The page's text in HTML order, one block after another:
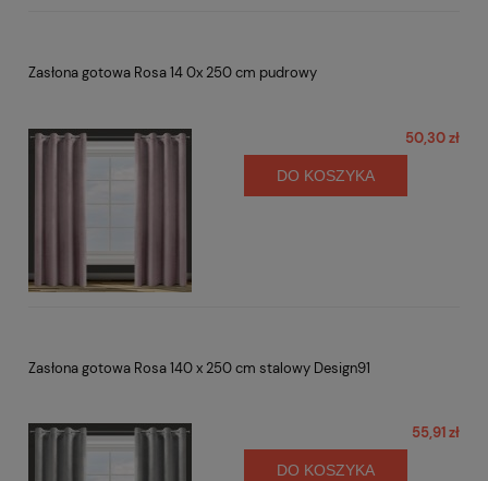
Zasłona gotowa Rosa 14 0x 250 cm pudrowy
50,30 zł
DO KOSZYKA
Zasłona gotowa Rosa 140 x 250 cm stalowy Design91
55,91 zł
DO KOSZYKA